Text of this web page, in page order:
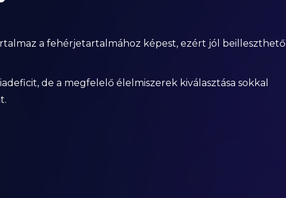
a fehérjetartalmához képest, ezért jól beilleszthető
de a megfelelő élelmiszerek kiválasztása sokkal